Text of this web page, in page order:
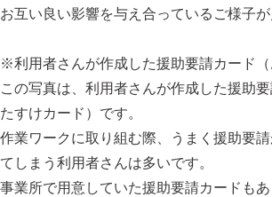
お互い良い影響を与え合っているご様子が
※利用者さんが作成した援助要請カード（
この写真は、利用者さんが作成した援助
たすけカード）です。
作業ワークに取り組む際、うまく援助要
てしまう利用者さんは多いです。
事業所で用意していた援助要請カードもあ